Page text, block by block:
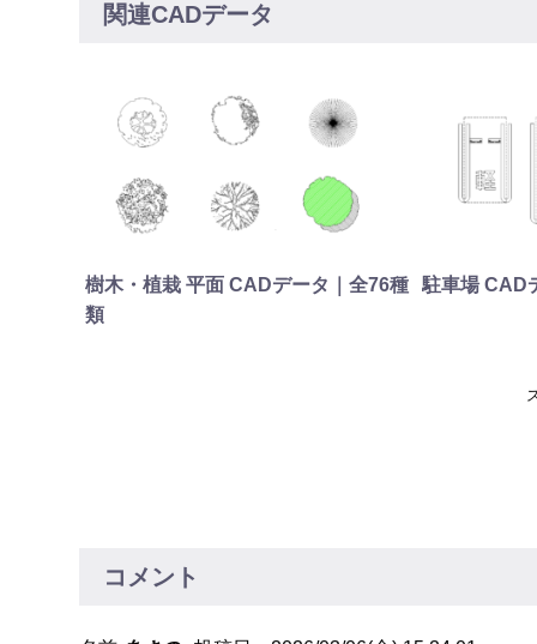
関連CADデータ
樹木・植栽 平面 CADデータ｜全76種
類
駐車場 CAD
コメント